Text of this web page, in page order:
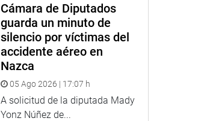
Cámara de Diputados
guarda un minuto de
silencio por víctimas del
accidente aéreo en
Nazca
05 Ago 2026 | 17:07 h
A solicitud de la diputada Mady
Yonz Núñez de...